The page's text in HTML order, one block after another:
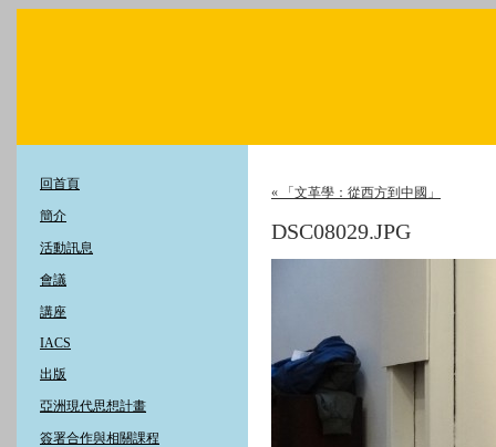
回首頁
簡介
活動訊息
會議
講座
IACS
出版
亞洲現代思想計畫
簽署合作與相關課程
« 「文革學：從西方到中國」
DSC08029.JPG